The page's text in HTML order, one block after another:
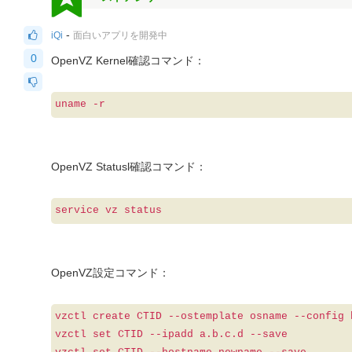
0
iQi - 面白いアプリを開発中
OpenVZ Kernel確認コマンド：
uname -r
OpenVZ Statusl確認コマンド：
service vz status
OpenVZ設定コマンド：
vzctl create CTID --ostemplate osname --config
vzctl set CTID --ipadd a.b.c.d --save